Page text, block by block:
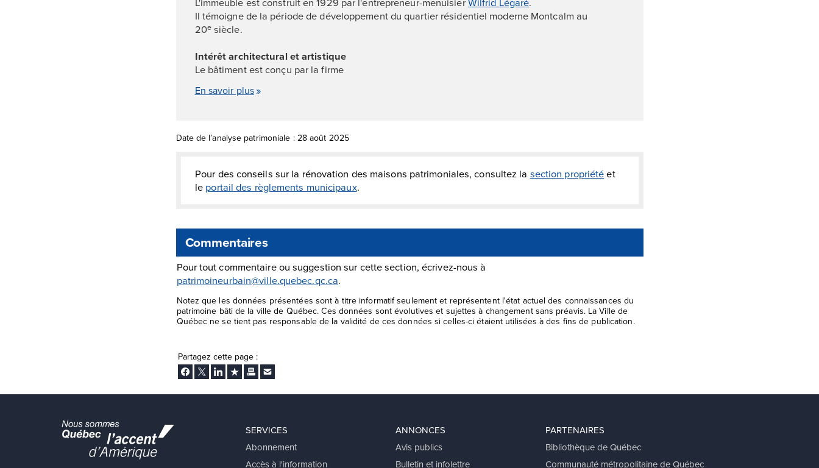
Il témoigne de la période de développement du quartier résidentiel moderne Montcalm au
20esiècle.
Intérêt architectural et artistique
Le bâtiment est conçu par la firme
En savoir plus
Date de l’analyse patrimoniale : 28 août 2025
Pour des conseils sur la rénovation des maisons patrimoniales, consultez la section propriétéet
le portail des règlements municipaux.
Commentaires
Pour tout commentaire ou suggestion sur cette section, écrivez-nous à
patrimoineurbain@ville.quebec.qc.ca.
Notez que les données présentées sont à titre informatif seulement et représentent l'état actuel des connaissances du
patrimoine bâti de la ville de Québec. Ces données sont évolutives et sujettes à changement sans préavis. La Ville de
Québec ne se tient pas responsable de la validité de ces données si celles-ci étaient utilisées à des fins de publication.
Partagez cette page :
Facebook
TwitterLinkedInAjouter aux favoris
ImprimerEnvoyer Ã un ami
SERVICES
Abonnement
Accès à l'information
ANNONCES
Avis publics
Bulletin et infolettre
PARTENAIRES
Bibliothèque de Québec
Communauté métropolitaine de Québec